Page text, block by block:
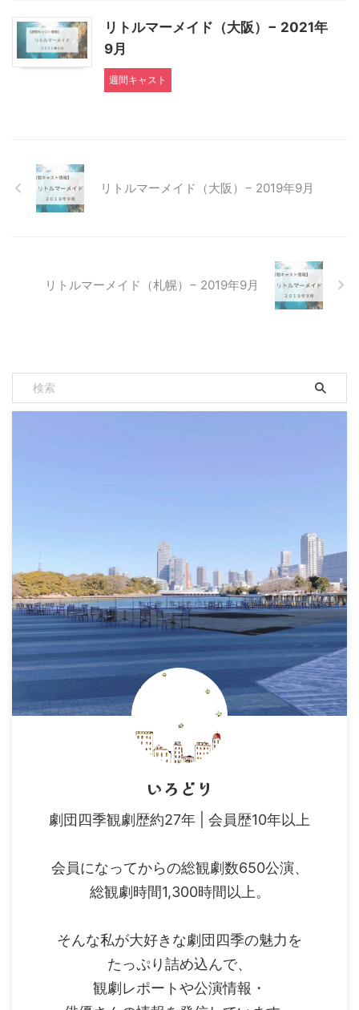
リトルマーメイド（大阪）− 2021年
9月
週間キャスト
リトルマーメイド（大阪）− 2019年9月
リトルマーメイド（札幌）− 2019年9月
いろどり
劇団四季観劇歴約27年 | 会員歴10年以上
会員になってからの総観劇数650公演、
総観劇時間1,300時間以上。
そんな私が大好きな劇団四季の魅力を
たっぷり詰め込んで、
観劇レポートや公演情報・